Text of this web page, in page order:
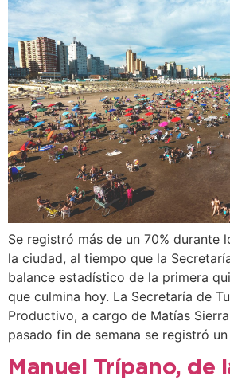
Se registró más de un 70% durante
la ciudad, al tiempo que la
balance estadístico de la primera
que culmina hoy. La Secretaría de
Productivo, a cargo de Matías
pasado fin de semana se registró
Manuel Trípano, de